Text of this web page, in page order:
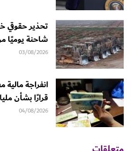
شاحنة يوميًا
03/08/2026
انفراجة
قرارًا بشأن
04/08/2026